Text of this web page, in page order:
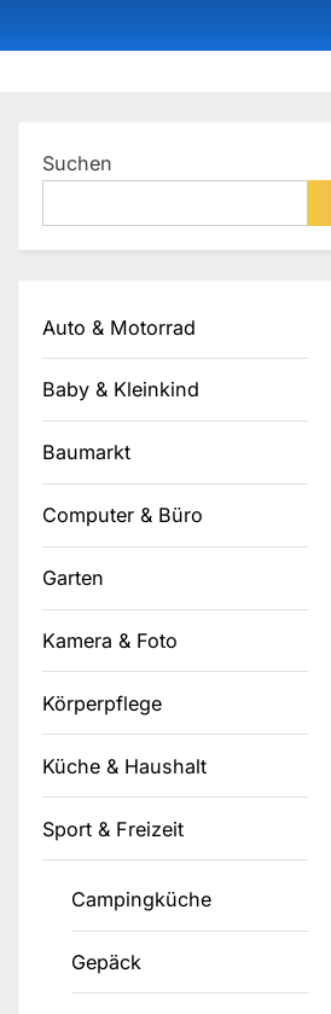
to
Suchen
Auto & Motorrad
Baby & Kleinkind
Baumarkt
Computer & Büro
Garten
Kamera & Foto
Körperpflege
Küche & Haushalt
Sport & Freizeit
Campingküche
Gepäck